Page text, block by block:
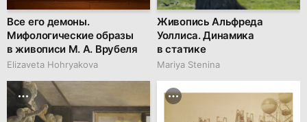
Все его демоны.
Мифологические образы
в живописи М. А. Врубеля
Elizaveta Hohryakova
Живопись Альфреда
Уоллиса. Динамика
в статике
Mariya Stenina